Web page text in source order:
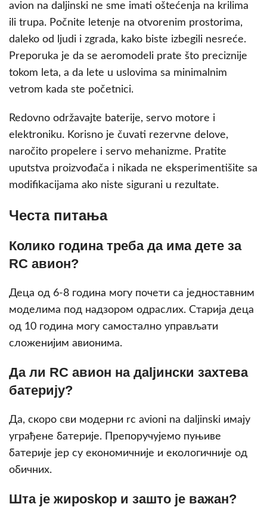
avion na daljinski ne sme imati oštećenja na krilima
ili trupa. Počnite letenje na otvorenim prostorima,
daleko od ljudi i zgrada, kako biste izbegili nesreće.
Preporuka je da se aeromodeli prate što preciznije
tokom leta, a da lete u uslovima sa minimalnim
vetrom kada ste početnici.
Redovno održavajte baterije, servo motore i
elektroniku. Korisno je čuvati rezervne delove,
naročito propelere i servo mehanizme. Pratite
uputstva proizvođača i nikada ne eksperimentišite sa
modifikacijama ako niste sigurani u rezultate.
Честа питања
Колико година треба да има дете за
RC авион?
Деца од 6-8 година могу почети са једноставним
моделима под надзором одраслих. Старија деца
од 10 година могу самостално управљати
сложенијим авионима.
Да ли RC авион на дaljински захтева
батерију?
Да, скоро сви модерни rc avioni na daljinski имају
уграђене батерије. Препоручујемо пуњиве
батерије јер су економичније и екологичније од
обичних.
Шта је жирoskop и зашто је важан?